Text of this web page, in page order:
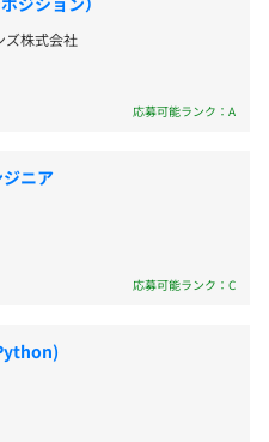
時点）
しています！
た場合に支給いたします。
ズ株式会社
応募可能ランク：A
ニア
応募可能ランク：C